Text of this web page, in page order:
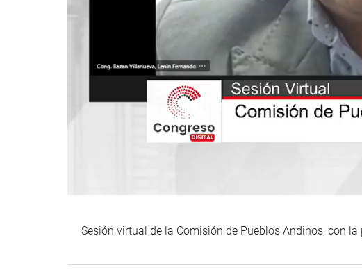
Sesión virtual de la Comisión de Pueblos Andinos, con